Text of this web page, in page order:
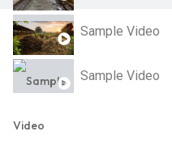
Sample Video
Sample Video